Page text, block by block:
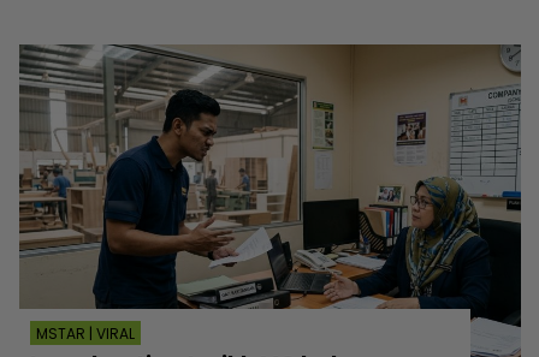
MSTAR | VIRAL